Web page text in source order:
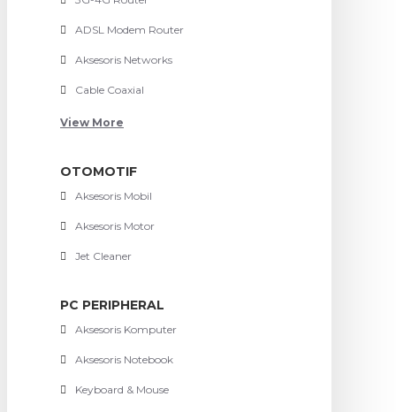
ADSL Modem Router
Aksesoris Networks
Cable Coaxial
View More
OTOMOTIF
Aksesoris Mobil
Aksesoris Motor
Jet Cleaner
PC PERIPHERAL
Aksesoris Komputer
Aksesoris Notebook
Keyboard & Mouse